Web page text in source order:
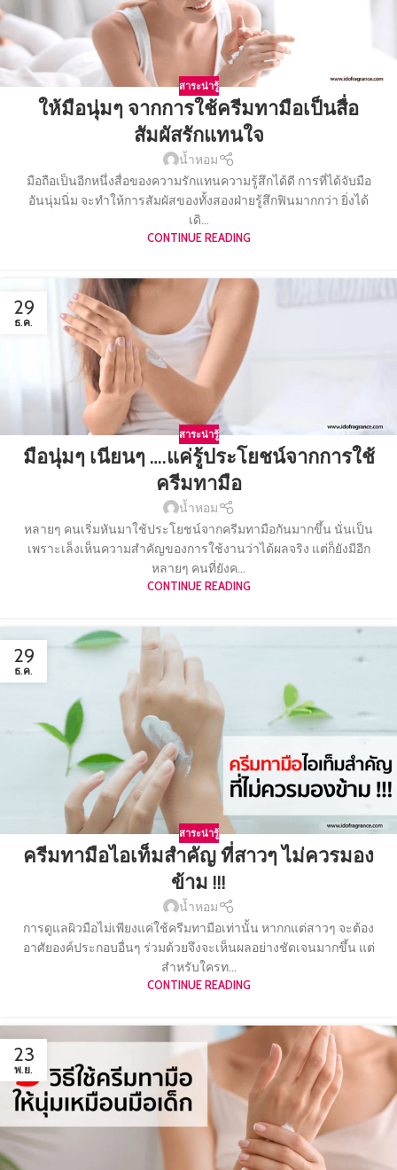
สาระน่ารู้
ให้มือนุ่มๆ จากการใช้ครีมทามือเป็นสื่อ
สัมผัสรักแทนใจ
น้ำหอม
มือถือเป็นอีกหนึ่งสื่อของความรักแทนความรู้สึกได้ดี การที่ได้จับมือ
อันนุ่มนิ่ม จะทำให้การสัมผัสของทั้งสองฝ่ายรู้สึกฟินมากกว่า ยิ่งได้
เดิ...
CONTINUE READING
29
ธ.ค.
สาระน่ารู้
มือนุ่มๆ เนียนๆ ….แค่รู้ประโยชน์จากการใช้
ครีมทามือ
น้ำหอม
หลายๆ คนเริ่มหันมาใช้ประโยชน์จากครีมทามือกันมากขึ้น นั่นเป็น
เพราะเล็งเห็นความสำคัญของการใช้งานว่าได้ผลจริง แต่ก็ยังมีอีก
หลายๆ คนที่ยังค...
CONTINUE READING
29
ธ.ค.
สาระน่ารู้
ครีมทามือไอเท็มสำคัญ ที่สาวๆ ไม่ควรมอง
ข้าม !!!
น้ำหอม
การดูแลผิวมือไม่เพียงแค่ใช้ครีมทามือเท่านั้น หากกแต่สาวๆ จะต้อง
อาศัยองค์ประกอบอื่นๆ ร่วมด้วยจึงจะเห็นผลอย่างชัดเจนมากขึ้น แต่
สำหรับใครท...
CONTINUE READING
23
พ.ย.